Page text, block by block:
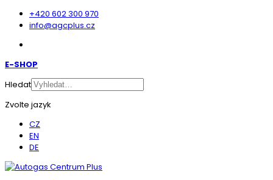
+420 602 300 970
info@agcplus.cz
E-SHOP
Hledat
Zvolte jazyk
CZ
EN
DE